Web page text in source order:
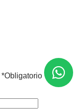
*Obligatorio